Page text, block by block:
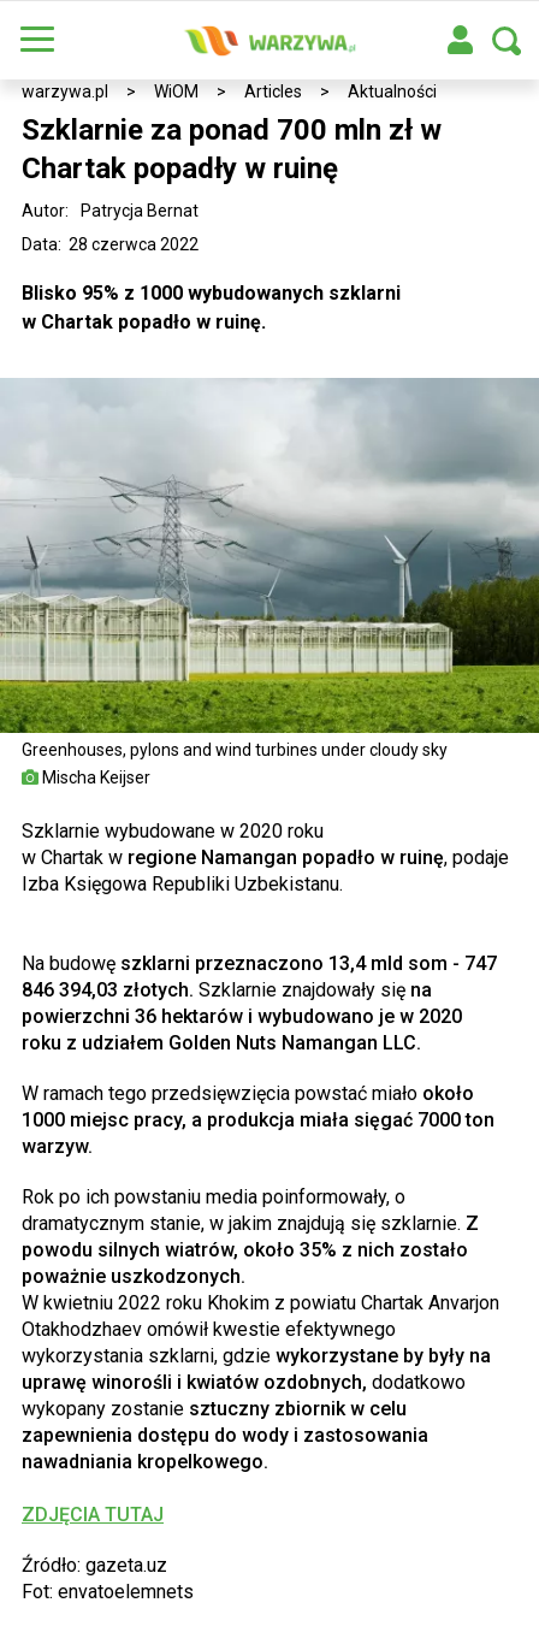
warzywa.pl > WiOM > Articles > Aktualności
Greenhouses, pylons and wind turbines under cloudy sky
Mischa Keijser
Szklarnie za ponad 700 mln zł w
Chartak popadły w ruinę
Data: 28 czerwca 2022
Autor: Patrycja Bernat
Blisko 95% z 1000 wybudowanych szklarni
w Chartak popadło w ruinę.
Szklarnie wybudowane w 2020 roku
w Chartak w regione Namangan popadło w ruinę, podaje
Izba Księgowa Republiki Uzbekistanu.
Na budowę szklarni przeznaczono 13,4 mld som - 747
846 394,03 złotych. Szklarnie znajdowały się na
powierzchni 36 hektarów i wybudowano je w 2020
roku z udziałem Golden Nuts Namangan LLC.
W ramach tego przedsięwzięcia powstać miało około
1000 miejsc pracy, a produkcja miała sięgać 7000 ton
warzyw.
Rok po ich powstaniu media poinformowały, o
dramatycznym stanie, w jakim znajdują się szklarnie. Z
powodu silnych wiatrów, około 35% z nich zostało
poważnie uszkodzonych.
W kwietniu 2022 roku Khokim z powiatu Chartak Anvarjon
Otakhodzhaev omówił kwestie efektywnego
wykorzystania szklarni, gdzie wykorzystane by były na
uprawę winorośli i kwiatów ozdobnych, dodatkowo
wykopany zostanie sztuczny zbiornik w celu
zapewnienia dostępu do wody i zastosowania
nawadniania kropelkowego.
ZDJĘCIA TUTAJ
Źródło: gazeta.uz
Fot: envatoelemnets